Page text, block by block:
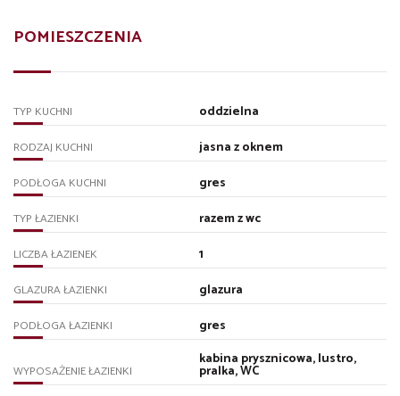
POMIESZCZENIA
TYP KUCHNI oddzielna
RODZAJ KUCHNI jasna z oknem
PODŁOGA KUCHNI gres
TYP ŁAZIENKI razem z wc
LICZBA ŁAZIENEK 1
GLAZURA ŁAZIENKI glazura
PODŁOGA ŁAZIENKI gres
WYPOSAŻENIE ŁAZIENKI
kabina prysznicowa, lustro,
pralka, WC